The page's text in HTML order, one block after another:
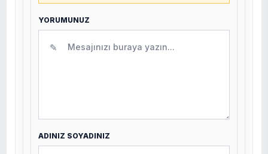
YORUMUNUZ
✎
ADINIZ SOYADINIZ